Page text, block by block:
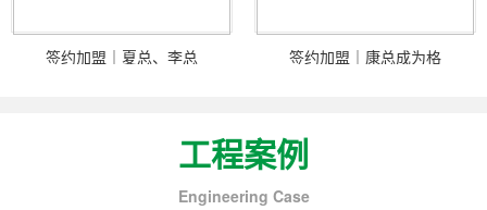
签约加盟｜夏总、李总 签约加盟｜康总成为格
工程案例
Engineering Case